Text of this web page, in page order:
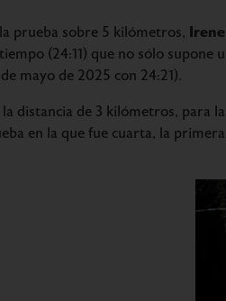
la prueba sobre 5 kilómetros,
(24:11) que no sólo supone
mayo de 2025 con 24:21).
la distancia de 3 kilómetros, para
en la que fue cuarta, la